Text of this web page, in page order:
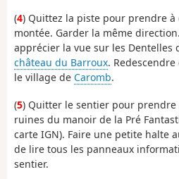
(4) Quittez la piste pour prendre
montée. Garder la même
apprécier la vue sur les Dentelles
château du Barroux.
le village de Caromb.
(5) Quitter le sentier pour
ruines du manoir de la Pré
carte IGN). Faire une petite halte
de lire tous les panneaux
sentier.